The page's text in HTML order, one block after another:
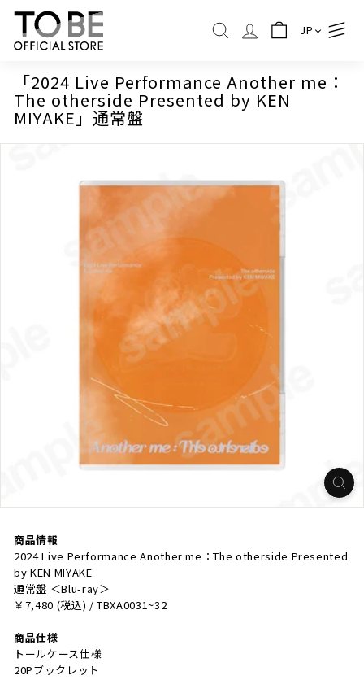
T
O
B
E
O
F
F
検索 JP
「2024 Live Performance Another me：
The otherside Presented by KEN
MIYAKE」通常盤
商品情報
2024 Live Performance Another me：The otherside Presented
by KEN MIYAKE
通常盤 ＜Blu-ray＞
￥7,480 (税込) / TBXA0031~32
商品仕様
トールケース仕様
20Pブックレット